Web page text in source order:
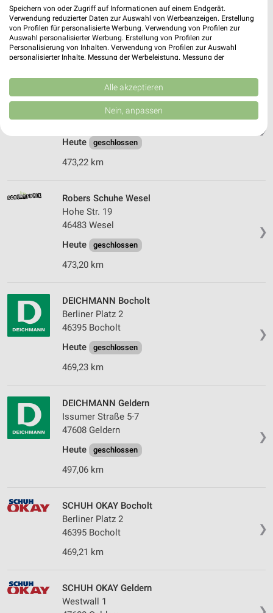
Kreuzstraße 26 - 28
46483 Wesel
Heute geschlossen
473,43 km
❯
Robers Schuhe Wesel
Hohe Straße 23
46483 Wesel
Heute
geschlossen
473,22 km
❯
Robers Schuhe Wesel
Hohe Str. 19
46483 Wesel
Heute
geschlossen
473,20 km
❯
DEICHMANN Bocholt
Berliner Platz 2
46395 Bocholt
Heute
geschlossen
469,23 km
❯
DEICHMANN Geldern
Issumer Straße 5-7
47608 Geldern
Heute
geschlossen
497,06 km
❯
SCHUH OKAY Bocholt
Berliner Platz 2
46395 Bocholt
469,21 km
SCHUH OKAY Geldern
Westwall 1
Speichern von oder Zugriff auf Informationen auf einem Endgerät.
Verwendung reduzierter Daten zur Auswahl von Werbeanzeigen. Erstellung
von Profilen für personalisierte Werbung. Verwendung von Profilen zur
Auswahl personalisierter Werbung. Erstellung von Profilen zur
Personalisierung von Inhalten. Verwendung von Profilen zur Auswahl
personalisierter Inhalte. Messung der Werbeleistung. Messung der
Kombinationen von Daten aus verschiedenen Quellen. Entwicklung und
Verbesserung der Angebote. Verwendung reduzierter Daten zur Auswahl
von Inhalten.
Daten können außerhalb der Europäischen Union weitergegeben und in die
USA gesendet werden.
Website/App.
Speichern von oder Zugriff auf Informationen
auf einem Endgerät
Verwendung reduzierter Daten zur Auswahl von
Werbeanzeigen
Verwendung von Profilen zur Auswahl
personalisierter Werbung
Erstellung von Profilen zur Personalisierung
Messung der Werbeleistung
Messung der Performance von Inhalten
Analyse von Zielgruppen durch Statistiken oder
Kombinationen von Daten aus verschiedenen
Entwicklung und Verbesserung der Angebote
Verwendung reduzierter Daten zur Auswahl von
Verwendung genauer Standortdaten
Alle akzeptieren
Nein, anpassen